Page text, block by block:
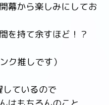
幕から楽しみにしてお
を持て余すほど！？
ク推しです）
ているので